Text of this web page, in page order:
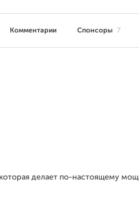
Комментарии Спонсоры 7
делает по-настоящему